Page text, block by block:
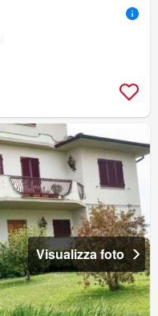
Visualizza foto